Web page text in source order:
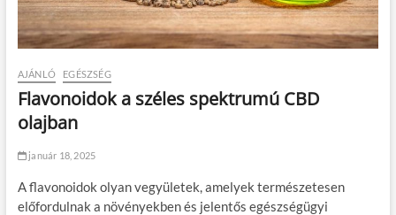
AJÁNLÓ EGÉSZSÉG
Flavonoidok a széles spektrumú CBD
olajban
január 18, 2025
A flavonoidok olyan vegyületek, amelyek természetesen
előfordulnak a növényekben és jelentős egészségügyi